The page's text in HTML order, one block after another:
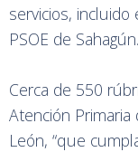
servicios, incluido
PSOE de Sahagún.
Cerca de 550
Atención Primaria
León, “que